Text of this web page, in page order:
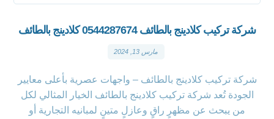
شركة تركيب كلادينج بالطائف 0544287674 كلادينج بالطائف
مارس 13, 2024
شركة تركيب كلادينج بالطائف – واجهات عصرية بأعلى معايير
الجودة تُعد شركة تركيب كلادينج بالطائف الخيار المثالي لكل
من يبحث عن مظهرٍ راقٍ وعازلٍ متينٍ لمبانيه التجارية أو